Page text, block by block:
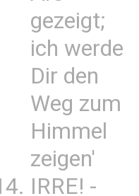
gezeigt;
ich werde
Dir den
Weg zum
Himmel
zeigen'
IRRE! -